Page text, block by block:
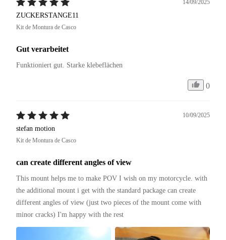
14/09/2025
ZUCKERSTANGE11
Kit de Montura de Casco
Gut verarbeitet
Funktioniert gut. Starke klebeflächen
0
10/09/2025
stefan motion
Kit de Montura de Casco
can create different angles of view
This mount helps me to make POV I wish on my motorcycle. with
the additional mount i get with the standard package can create
different angles of view (just two pieces of the mount come with
minor cracks) I'm happy with the rest